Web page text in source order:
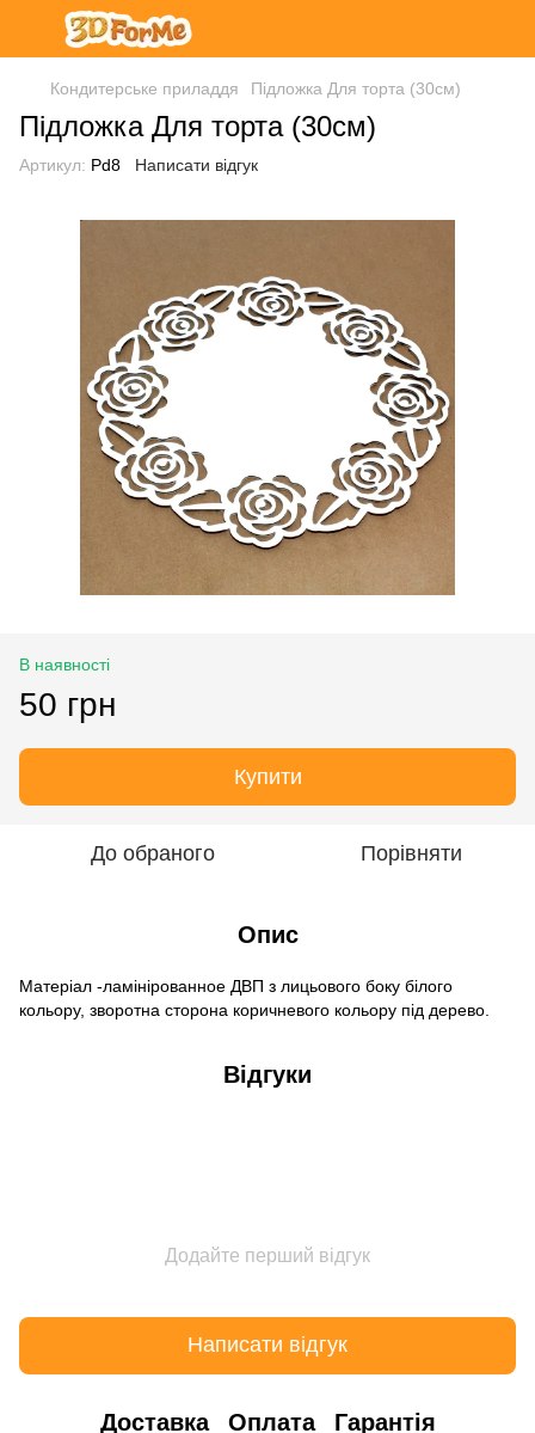
Кондитерське приладдя Підложка Для торта (30см)
Підложка Для торта (30см)
Артикул: Pd8 Написати відгук
В наявності
50 грн
Купити
До обраного Порівняти
Опис
Матеріал -ламінірованное ДВП з лицьового боку білого
кольору, зворотна сторона коричневого кольору під дерево.
Відгуки
Додайте перший відгук
Написати відгук
Доставка Оплата Гарантія